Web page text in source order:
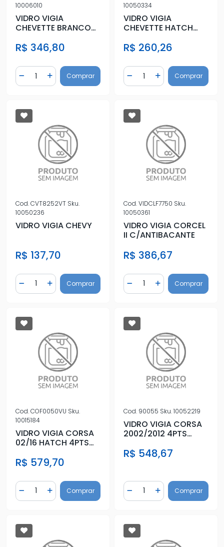
10006010
VIDRO VIGIA
CHEVETTE BRANCO
R$ 346,80
Diminuir Quantidade
Quantidade
Adicionar Quantidade
Comprar
10050334
VIDRO VIGIA
CHEVETTE HATCH
R$ 260,26
Diminuir Quantidade
Quantidade
AdicionarComprar
Cod.CVT8252VT Sku.
10050236
VIDRO VIGIA CHEVY
R$ 137,70
Diminuir Quantidade
Quantidade
Adicionar Quantidade
Comprar
Cod.VIDCLF7750 Sku.
10050361
VIDRO VIGIA CORCEL
II C/ANTIBACANTE
R$ 386,67
Diminuir Quantidade
Quantidade
AdicionarComprar
Cod.COF0050VU Sku.
10015184
VIDRO VIGIA CORSA
02/16 HATCH 4PTS
ANTIBACANTE
R$ 579,70
Diminuir Quantidade
Quantidade
Adicionar Quantidade
Comprar
Cod. 90055 Sku.10052219
VIDRO VIGIA CORSA
2002/2012 4PTS
S/ANTIBACANTE S/
R$ 548,67
Diminuir Quantidade
Quantidade
AdicionarComprar